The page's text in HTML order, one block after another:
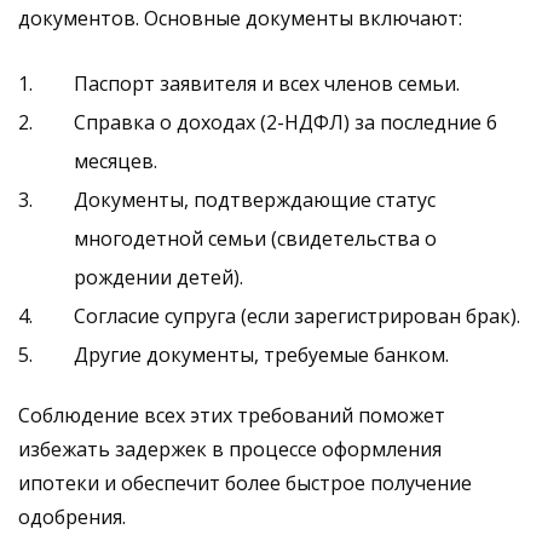
документов. Основные документы включают:
Паспорт заявителя и всех членов семьи.
Справка о доходах (2-НДФЛ) за последние 6
месяцев.
Документы, подтверждающие статус
многодетной семьи (свидетельства о
рождении детей).
Согласие супруга (если зарегистрирован брак).
Другие документы, требуемые банком.
Соблюдение всех этих требований поможет
избежать задержек в процессе оформления
ипотеки и обеспечит более быстрое получение
одобрения.